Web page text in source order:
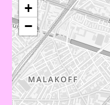
+
−